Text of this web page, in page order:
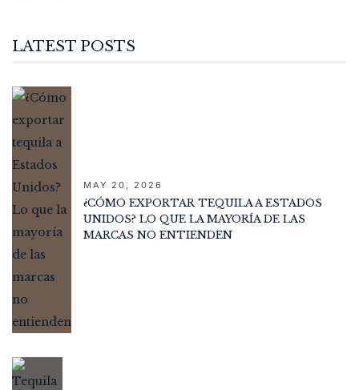
LATEST POSTS
MAY 20, 2026
¿CÓMO EXPORTAR TEQUILA A ESTADOS
UNIDOS? LO QUE LA MAYORÍA DE LAS
MARCAS NO ENTIENDEN